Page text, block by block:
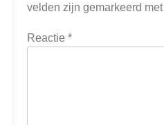
velden zijn gemarkeerd met
Reactie *